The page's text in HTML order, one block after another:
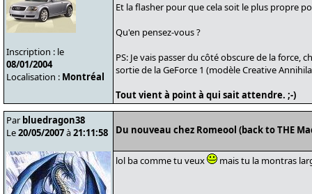
Inscription : le
08/01/2004
Localisation : Montréal
Et la flasher pour que cela soit le plus propre
Qu'en pensez-vous ?
PS: Je vais passer du côté obscure de la force,
sortie de la GeForce 1 (modèle Creative
Tout vient à point à qui sait attendre. ;-)
Par bluedragon38
Le20/05/2007à21:11:58 Du nouveau chez Romeool (back to THE
lol ba comme tu veux mais tu la montras